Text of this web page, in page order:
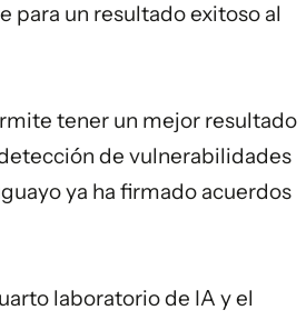
para un resultado exitoso al
tener un mejor resultado
de vulnerabilidades
ya ha firmado acuerdos
laboratorio de IA y el